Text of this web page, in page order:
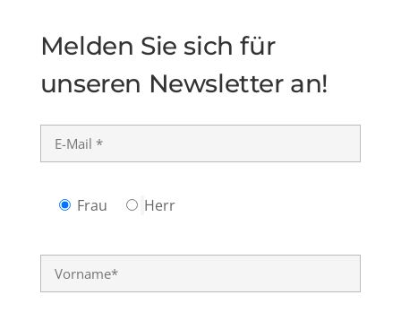
Melden Sie sich für
unseren Newsletter an!
Frau Herr